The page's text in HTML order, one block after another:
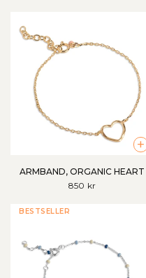
+
ARMBAND, ORGANIC HEART
850 kr
BESTSELLER